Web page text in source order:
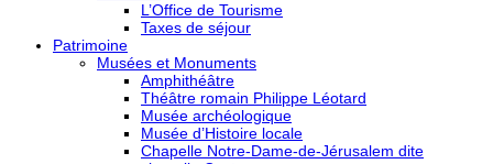
L’Office de Tourisme
Taxes de séjour
Patrimoine
Musées et Monuments
Amphithéâtre
Théâtre romain Philippe Léotard
Musée archéologique
Musée d’Histoire locale
Chapelle Notre-Dame-de-Jérusalem dite